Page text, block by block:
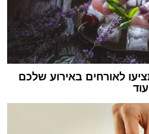
לאורחים באירוע שלכם